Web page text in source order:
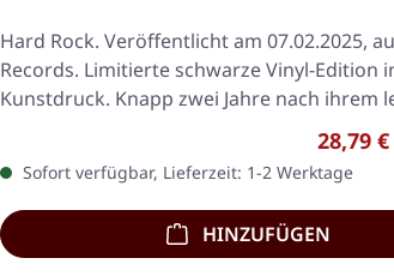
Hard Rock. Veröffentlicht am 07.02.2025,
Records. Limitierte schwarze Vinyl-Edition
Kunstdruck. Knapp zwei Jahre nach ihrem
28,79 €
Sofort verfügbar, Lieferzeit: 1-2 Werktage
HINZUFÜGEN